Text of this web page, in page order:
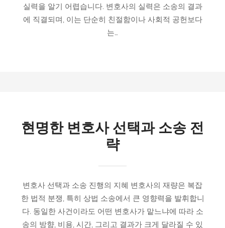
실력을 알기 어렵습니다. 변호사의 실력은 소송의 결과
에 직결되며, 이는 단순히 친절함이나 사회적 공헌보다
는…
현명한 변호사 선택과 소송 전
략
변호사 선택과 소송 진행의 지혜 변호사의 재량은 복잡
한 법적 분쟁, 특히 상법 소송에서 큰 영향력을 발휘합니
다. 동일한 사건이라도 어떤 변호사가 맡느냐에 따라 소
송의 방향, 비용, 시간, 그리고 결과가 크게 달라질 수 있